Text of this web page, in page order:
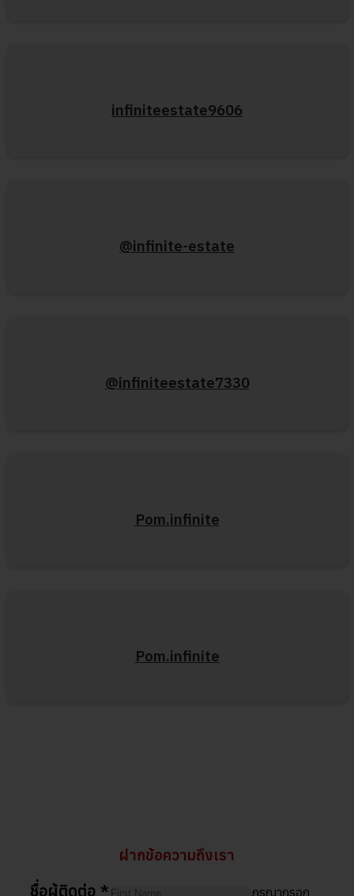
infiniteestate9606
@infinite-estate
@infiniteestate7330
Pom.infinite
Pom.infinite
ฝากข้อความถึงเรา
ชื่อผู้ติดต่อ * กรุณากรอก